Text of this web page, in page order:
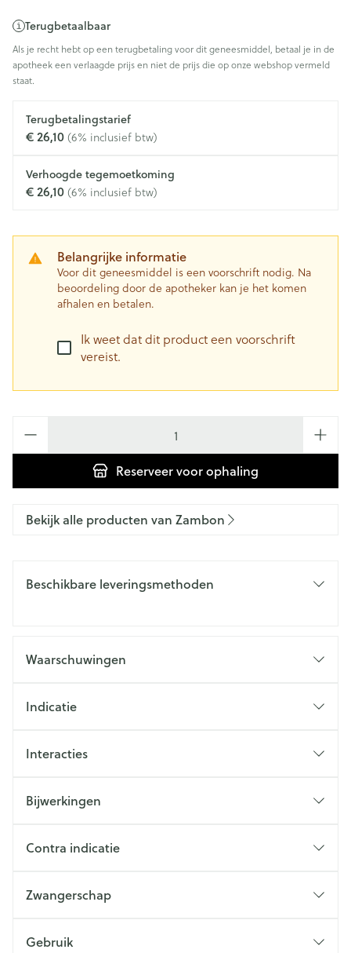
Terugbetaalbaar
Als je recht hebt op een terugbetaling voor dit geneesmiddel, betaal je in de
apotheek een verlaagde prijs en niet de prijs die op onze webshop vermeld
staat.
Terugbetalingstarief
€ 26,10(6% inclusief btw)
Verhoogde tegemoetkoming
€ 26,10(6% inclusief btw)
Belangrijke informatie
Voor dit geneesmiddel is een voorschrift nodig. Na
beoordeling door de apotheker kan je het komen
afhalen en betalen.
Ik weet dat dit product een voorschrift
vereist.
Reserveervoor ophaling
Bekijk alle producten van Zambon
Beschikbare leveringsmethoden
Waarschuwingen
Indicatie
Interacties
Bijwerkingen
Contra indicatie
Zwangerschap
Gebruik